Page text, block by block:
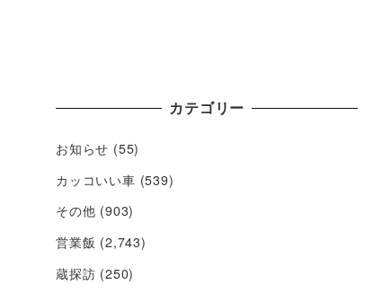
カテゴリー
お知らせ (55)
カッコいい車 (539)
その他 (903)
営業飯 (2,743)
蔵探訪 (250)